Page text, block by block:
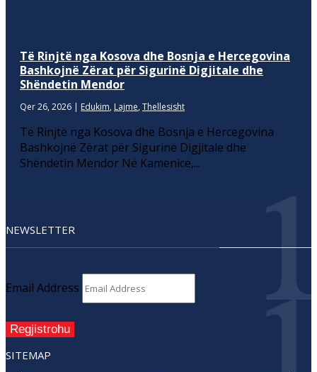
Të Rinjtë nga Kosova dhe Bosnja e Hercegovina
Bashkojnë Zërat për Sigurinë Digjitale dhe
Shëndetin Mendor
Qer 26, 2026 | Edukim, Lajme, Thellesisht
Të Rinjtë nga Kosova dhe Bosnja e Hercegovina
Bashkojnë Zërat për Sigurinë Digjitale dhe
Shëndetin Mendor Në Kamenicë,...
NEWSLETTER
Email Address
Regjistrohu
SITEMAP